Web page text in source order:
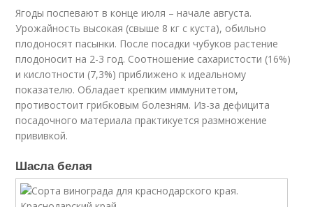
Ягоды поспевают в конце июля – начале августа.
Урожайность высокая (свыше 8 кг с куста), обильно
плодоносят пасынки. После посадки чубуков растение
плодоносит на 2-3 год. Соотношение сахаристости (16%)
и кислотности (7,3%) приближено к идеальному
показателю. Обладает крепким иммунитетом,
противостоит грибковым болезням. Из-за дефицита
посадочного материала практикуется размножение
прививкой.
Шасла белая